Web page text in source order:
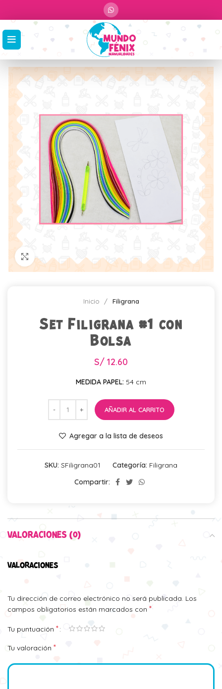
Click para agrandar
Inicio Filigrana
Set Filigrana #1 con
Bolsa
S/ 12.60
MEDIDA PAPEL: 54 cm
AÑADIR AL CARRITO
Agregar a la lista de deseos
SKU: SFiligrana01 Categoría: Filigrana
Compartir:
VALORACIONES (0)
VALORACIONES
Tu dirección de correo electrónico no será publicada. Los
campos obligatorios están marcados con *
Tu puntuación *
Tu valoración *